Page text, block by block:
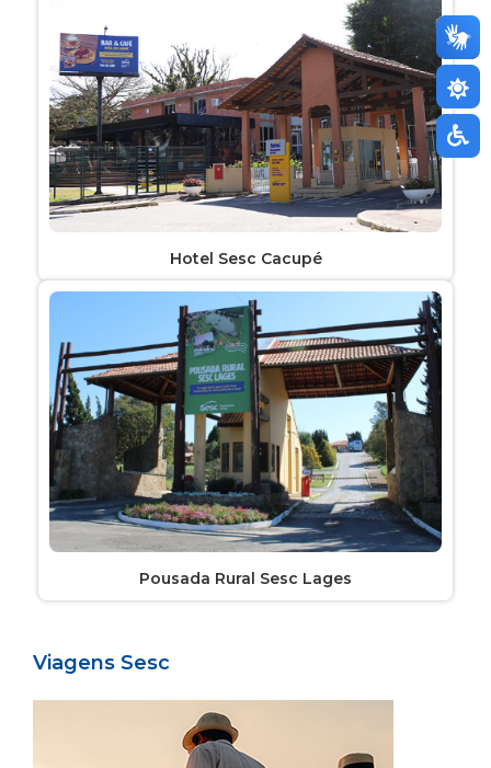
Hotel Sesc Cacupé
Pousada Rural Sesc Lages
Viagens Sesc